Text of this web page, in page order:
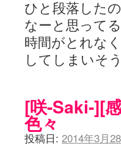
ひと段落した
なーと思って
時間がとれな
してしまいそ
[咲-Saki-][
色々
投稿日: 2014年3月